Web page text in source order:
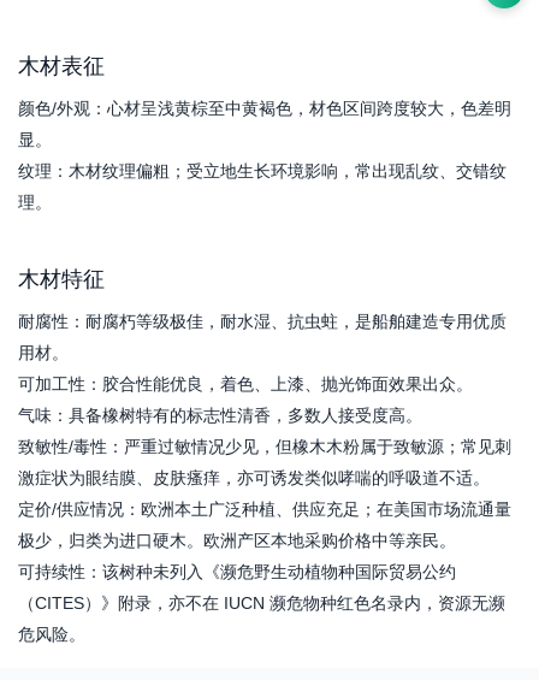
木材表征
颜色/外观：心材呈浅黄棕至中黄褐色，材色区间跨度较大，色差明
显。
纹理：木材纹理偏粗；受立地生长环境影响，常出现乱纹、交错纹
理。
木材特征
耐腐性：耐腐朽等级极佳，耐水湿、抗虫蛀，是船舶建造专用优质
用材。
可加工性：胶合性能优良，着色、上漆、抛光饰面效果出众。
气味：具备橡树特有的标志性清香，多数人接受度高。
致敏性/毒性：严重过敏情况少见，但橡木木粉属于致敏源；常见刺
激症状为眼结膜、皮肤瘙痒，亦可诱发类似哮喘的呼吸道不适。
定价/供应情况：欧洲本土广泛种植、供应充足；在美国市场流通量
极少，归类为进口硬木。欧洲产区本地采购价格中等亲民。
可持续性：该树种未列入《濒危野生动植物种国际贸易公约
（CITES）》附录，亦不在 IUCN 濒危物种红色名录内，资源无濒
危风险。